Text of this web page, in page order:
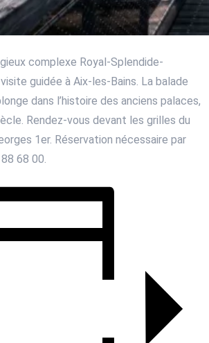
complexe Royal-Splendide-
guidée à Aix-les-Bains. La balade
dans l’histoire des anciens palaces,
Rendez-vous devant les grilles du
1er. Réservation nécessaire par
68 00.